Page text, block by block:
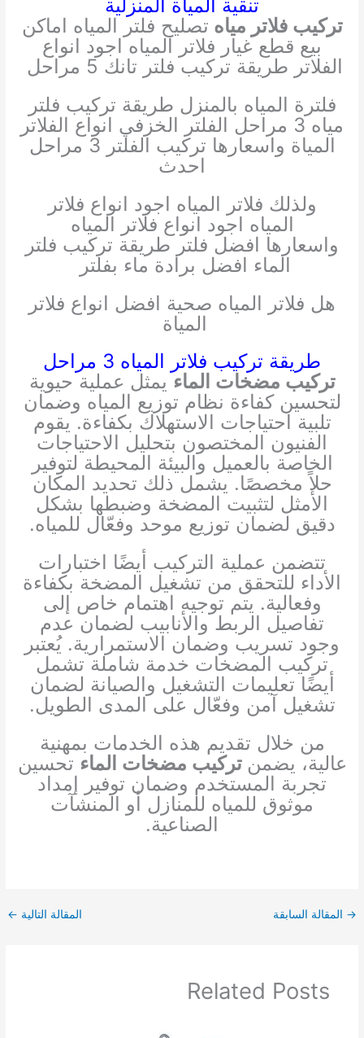
تنقية المياة المنزلية
تركيب فلاتر مياه تصليح فلتر المياه اماكن
بيع قطع غيار فلاتر المياه اجود انواع
الفلاتر طريقة تركيب فلتر تانك 5 مراحل
فلترة المياه بالمنزل طريقة تركيب فلتر
مياه 3 مراحل الفلتر الخزفي انواع الفلاتر
المياة واسعارها تركيب الفلتر 3 مراحل
احدث
ولذلك فلاتر المياه اجود انواع فلاتر
المياه اجود انواع فلاتر المياه
واسعارها افضل فلتر طريقة تركيب فلتر
الماء افضل برادة ماء بفلتر
هل فلاتر المياه صحية افضل انواع فلاتر
المياة
طريقة تركيب فلاتر المياه 3 مراحل
تركيب مضخات الماء يمثل عملية حيوية
لتحسين كفاءة نظام توزيع المياه وضمان
تلبية احتياجات الاستهلاك بكفاءة. يقوم
الفنيون المختصون بتحليل الاحتياجات
الخاصة بالعميل والبيئة المحيطة لتوفير
حلاً مخصصًا. يشمل ذلك تحديد المكان
الأمثل لتثبيت المضخة وضبطها بشكل
دقيق لضمان توزيع موحد وفعّال للمياه.
تتضمن عملية التركيب أيضًا اختبارات
الأداء للتحقق من تشغيل المضخة بكفاءة
وفعالية. يتم توجيه اهتمام خاص إلى
تفاصيل الربط والأنابيب لضمان عدم
وجود تسريب وضمان الاستمرارية. يُعتبر
تركيب المضخات خدمة شاملة تشمل
أيضًا تعليمات التشغيل والصيانة لضمان
تشغيل آمن وفعّال على المدى الطويل.
من خلال تقديم هذه الخدمات بمهنية
عالية، يضمن تركيب مضخات الماء تحسين
تجربة المستخدم وضمان توفير إمداد
موثوق للمياه للمنازل أو المنشآت
الصناعية.
→ المقالة السابقة المقالة التالية ←
Related Posts